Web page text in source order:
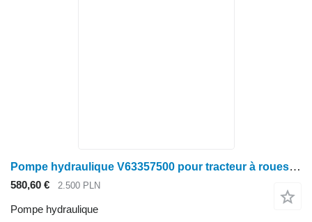
Pompe hydraulique V63357500 pour tracteur à roues Valtra N141
580,60 € 2.500 PLN
Pompe hydraulique